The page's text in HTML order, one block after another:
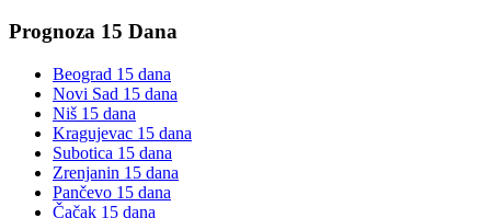
Prognoza 15 Dana
Beograd 15 dana
Novi Sad 15 dana
Niš 15 dana
Kragujevac 15 dana
Subotica 15 dana
Zrenjanin 15 dana
Pančevo 15 dana
Čačak 15 dana